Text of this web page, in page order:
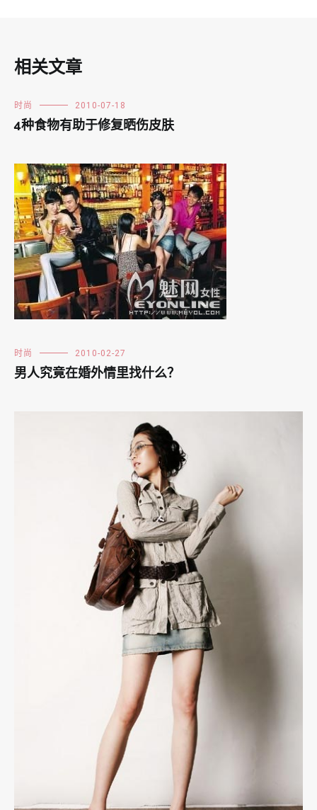
相关文章
时尚 2010-07-18
4种食物有助于修复晒伤皮肤
时尚 2010-02-27
男人究竟在婚外情里找什么？